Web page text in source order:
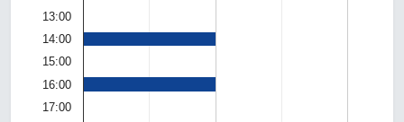
13:00
14:00
15:00
16:00
17:00